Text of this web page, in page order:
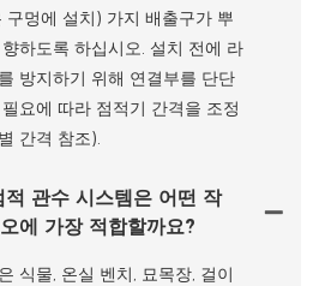
구멍에 설치) 가지 배출구가 뿌
하도록 하십시오. 설치 전에 라
방지하기 위해 연결부를 단단
요에 따라 점적기 간격을 조정
간격 참조).
관수 시스템은 어떤 작
에 가장 적합할까요?
식물, 온실 벤치, 묘목장, 걸이